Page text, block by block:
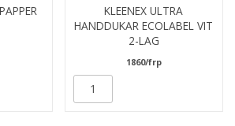
KLEENEX ULTRA
HANDDUKAR ECOLABEL VIT
2-LAG
1860/frp